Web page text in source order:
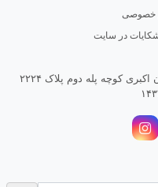
خصوصی
در سایت
نشانی: آدرس : تهران یوسف آباد خیابان اکبری کوچه پله دوم پلاک ۲۲۲۴